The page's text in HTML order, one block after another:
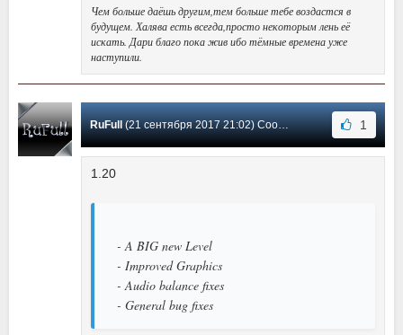
Чем больше даёшь другим,тем больше тебе воздастся в
будущем. Халява есть всегда,просто некоторым лень её
искать. Дари благо пока жив ибо тёмные времена уже
наступили.
RuFull (21 сентября 2017 21:02) Сообщение #1 1
1.20
- A BIG new Level
- Improved Graphics
- Audio balance fixes
- General bug fixes